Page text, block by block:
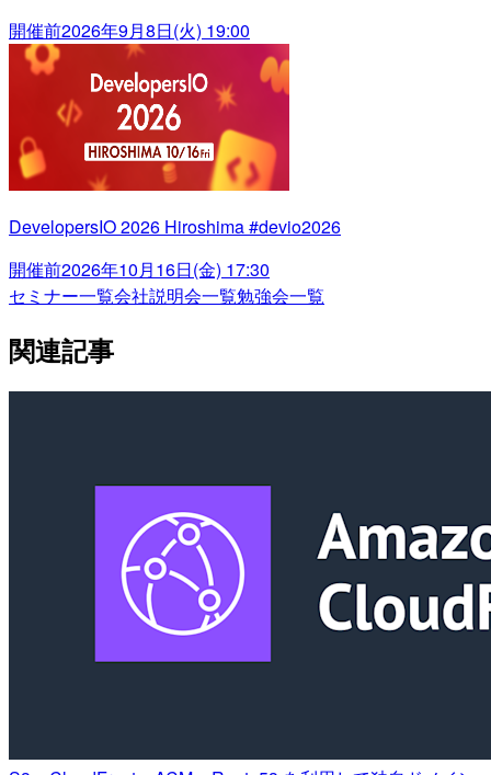
開催前2026年9月8日(火) 19:00
DevelopersIO 2026 Hiroshima #devio2026
開催前2026年10月16日(金) 17:30
セミナー一覧会社説明会一覧勉強会一覧
関連記事